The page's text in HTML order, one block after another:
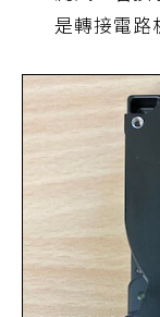
是轉接電路